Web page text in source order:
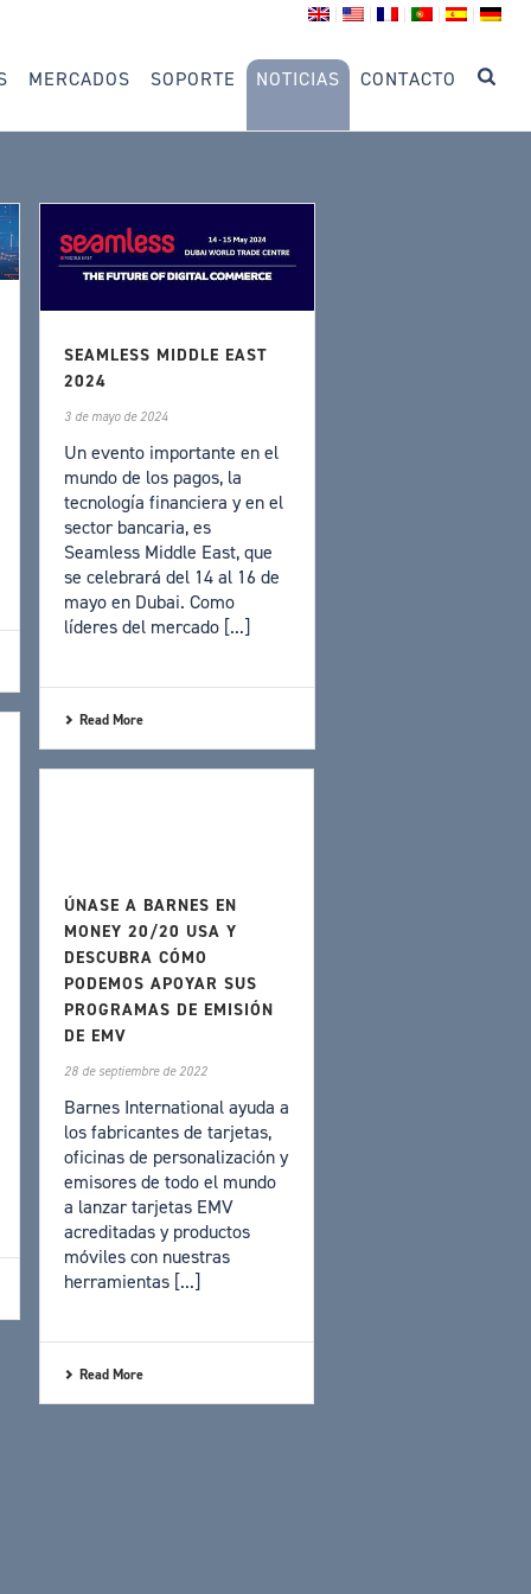
MERCADOS SOPORTE NOTICIAS CONTACTO
SEAMLESS MIDDLE EAST
2024
3 de mayo de 2024
Un evento importante en el
mundo de los pagos, la
tecnología financiera y en el
sector bancaria, es
Seamless Middle East, que
se celebrará del 14 al 16 de
mayo en Dubai. Como
líderes del mercado [...]
Read More
ÚNASE A BARNES EN
MONEY 20/20 USA Y
DESCUBRA CÓMO
PODEMOS APOYAR SUS
PROGRAMAS DE EMISIÓN
DE EMV
28 de septiembre de 2022
Barnes International ayuda a
los fabricantes de tarjetas,
oficinas de personalización y
emisores de todo el mundo
a lanzar tarjetas EMV
acreditadas y productos
móviles con nuestras
herramientas [...]
Read More